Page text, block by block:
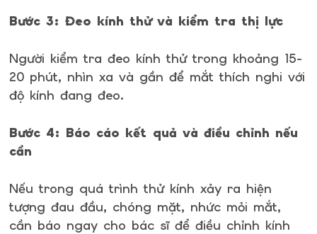
Bước 3: Đeo kính thử và kiểm tra thị lực
Người kiểm tra đeo kính thử trong khoảng 15-
20 phút, nhìn xa và gần để mắt thích nghi với
độ kính đang đeo.
Bước 4: Báo cáo kết quả và điều chỉnh nếu
cần
Nếu trong quá trình thử kính xảy ra hiện
tượng đau đầu, chóng mặt, nhức mỏi mắt,
cần báo ngay cho bác sĩ để điều chỉnh kính